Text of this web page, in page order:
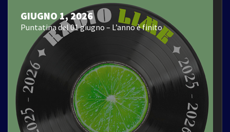
GIUGNO 1, 2026
Puntatina del 01 giugno – L’anno è finito